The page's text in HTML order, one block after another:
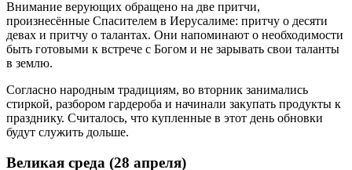
Внимание верующих обращено на две притчи,
произнесённые Спасителем в Иерусалиме: притчу о десяти
девах и притчу о талантах. Они напоминают о необходимости
быть готовыми к встрече с Богом и не зарывать свои таланты
в землю.
Согласно народным традициям, во вторник занимались
стиркой, разбором гардероба и начинали закупать продукты к
празднику. Считалось, что купленные в этот день обновки
будут служить дольше.
Великая среда (28 апреля)